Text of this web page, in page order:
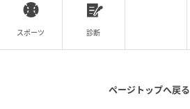
スポーツ 診断
ページトップへ戻る